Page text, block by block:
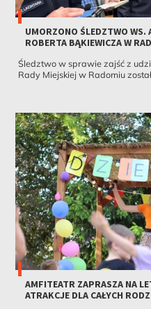
UMORZONO ŚLEDZTWO WS.
ROBERTA BĄKIEWICZA W
Śledztwo w sprawie zajść z
Rady Miejskiej w Radomiu
AMFITEATR ZAPRASZA NA
ATRAKCJE DLA CAŁYCH